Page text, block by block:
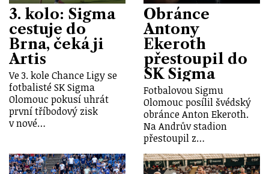
3. kolo: Sigma
cestuje do
Brna, čeká ji
Artis
Ve 3. kole Chance Ligy se
fotbalisté SK Sigma
Olomouc pokusí uhrát
první tříbodový zisk
v nové…
Obránce
Antony
Ekeroth
přestoupil do
SK Sigma
Fotbalovou Sigmu
Olomouc posílil švédský
obránce Anton Ekeroth.
Na Andrův stadion
přestoupil z…